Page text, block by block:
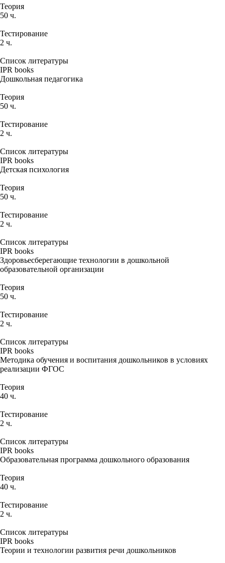
Теория
50 ч.
Тестирование
2 ч.
Список литературы
IPR books
Дошкольная педагогика
Теория
50 ч.
Тестирование
2 ч.
Список литературы
IPR books
Детская психология
Теория
50 ч.
Тестирование
2 ч.
Список литературы
IPR books
Здоровьесберегающие технологии в дошкольной
образовательной организации
Теория
50 ч.
Тестирование
2 ч.
Список литературы
IPR books
Методика обучения и воспитания дошкольников в условиях
реализации ФГОС
Теория
40 ч.
Тестирование
2 ч.
Список литературы
IPR books
Образовательная программа дошкольного образования
Теория
40 ч.
Тестирование
2 ч.
Список литературы
IPR books
Теории и технологии развития речи дошкольников